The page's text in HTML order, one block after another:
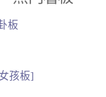
板
孩板]